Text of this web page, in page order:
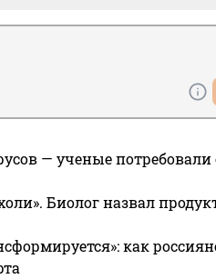
— ученые потребовали
Биолог назвал
как